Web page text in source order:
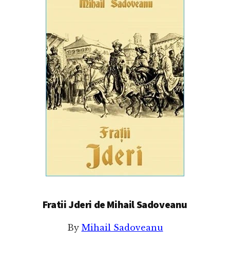
Fratii Jderi de Mihail Sadoveanu
By Mihail Sadoveanu